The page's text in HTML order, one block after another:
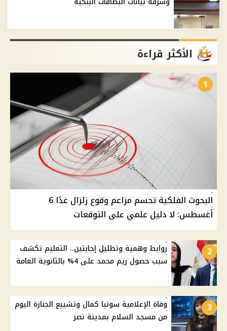
الأكثر قراءة
1
البحوث الفلكية تحسم مزاعم وقوع زلزال غدًا 6
أغسطس: لا دليل علمي على التوقعات
2
روابط وهمية وتظليل إجابتين.. التعليم تكشف
سبب حصول ريم محمد على 4% بالثانوية العامة
3
وفاة الإعلامية سونيا كمال وتشييع الجنازة اليوم
من مسجد السلام بمدينة نصر